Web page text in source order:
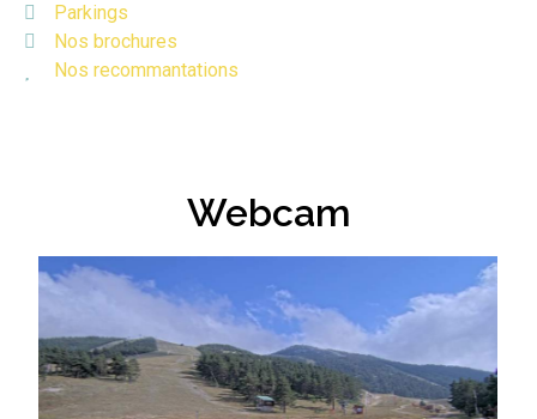
Parkings
Nos brochures
Nos recommantations
Webcam